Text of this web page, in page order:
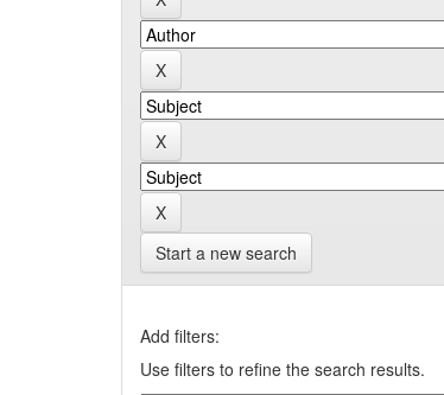
Start a new search
Add filters:
Use filters to refine the search results.